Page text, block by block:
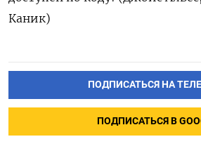
Каник)
ПОДПИСАТЬСЯ НА
ПОДПИСАТЬСЯ В